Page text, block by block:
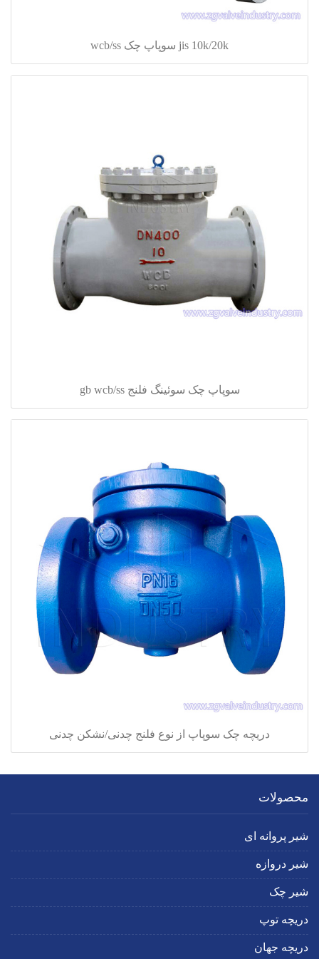
jis 10k/20k سوپاپ چک wcb/ss
سوپاپ چک سوئینگ فلنج gb wcb/ss
دریچه چک سوپاپ از نوع فلنج چدنی/نشکن چدنی
محصولات
شیر پروانه ای
شیر دروازه
شیر چک
دریچه توپ
دریچه جهان